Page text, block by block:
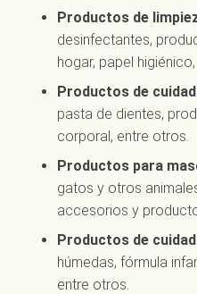
Productos de
desinfectantes,
hogar, papel
Productos de
pasta de dientes,
corporal, entre otros.
Productos para
gatos y otros
accesorios y
Productos de
húmedas, fórmula
entre otros.